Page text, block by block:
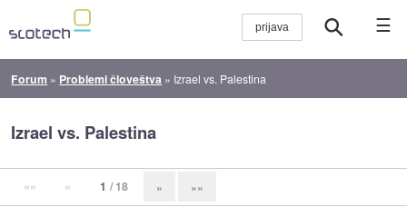
☰
Forum » Problemi človeštva » Izrael vs. Palestina
Izrael vs. Palestina
«« « 1 / 18 » »»